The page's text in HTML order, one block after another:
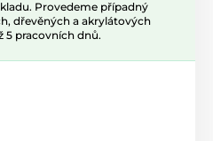
Provedeme případný
dřevěných a akrylátových
5 pracovních dnů.